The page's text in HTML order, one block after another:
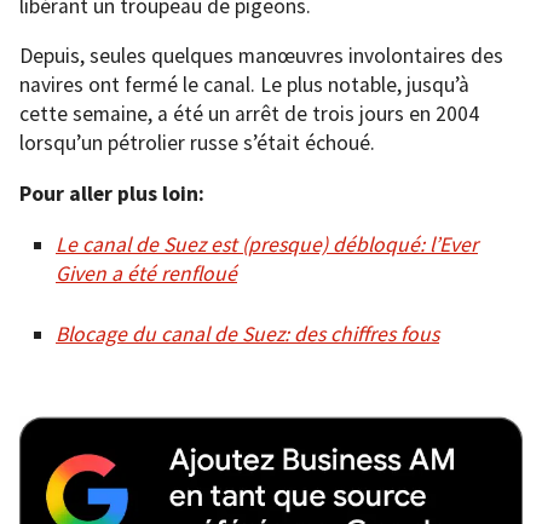
libérant un troupeau de pigeons.
Depuis, seules quelques manœuvres involontaires des
navires ont fermé le canal. Le plus notable, jusqu’à
cette semaine, a été un arrêt de trois jours en 2004
lorsqu’un pétrolier russe s’était échoué.
Pour aller plus loin:
Le canal de Suez est (presque) débloqué: l’Ever
Given a été renfloué
Blocage du canal de Suez: des chiffres fous